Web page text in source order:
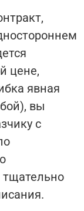
цене,
явная
вы
с